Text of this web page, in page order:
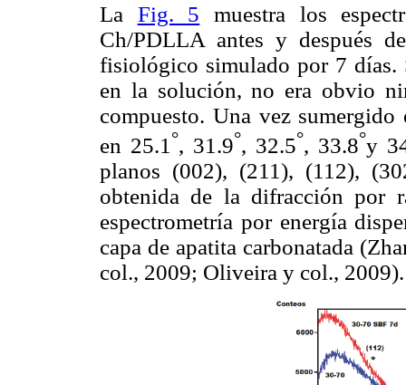
La Fig. 5 muestra los
Ch/PDLLA antes y después
fisiológico simulado por 7 días.
en la solución, no era obvio
compuesto. Una vez
en 25.1 °, 31.9°, 32.5°, 33.8°y
planos (002), (211), (112),
obtenida de la difracción por
espectrometría por energía
capa de apatita carbonatada
col., 2009; Oliveira y col., 2009).